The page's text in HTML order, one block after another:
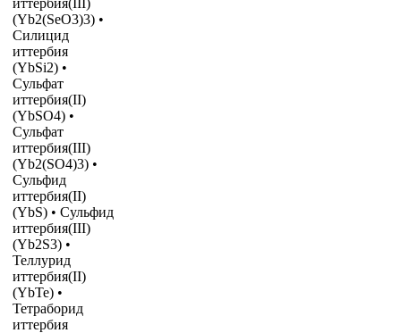
(Yb2(SeO3)3) •
Силицид
иттербия
(YbSi2) •
Сульфат
иттербия(II)
(YbSO4) •
Сульфат
иттербия(III)
(Yb2(SO4)3) •
Сульфид
иттербия(II)
(YbS) • Сульфид
иттербия(III)
(Yb2S3) •
Теллурид
иттербия(II)
(YbTe) •
Тетраборид
иттербия